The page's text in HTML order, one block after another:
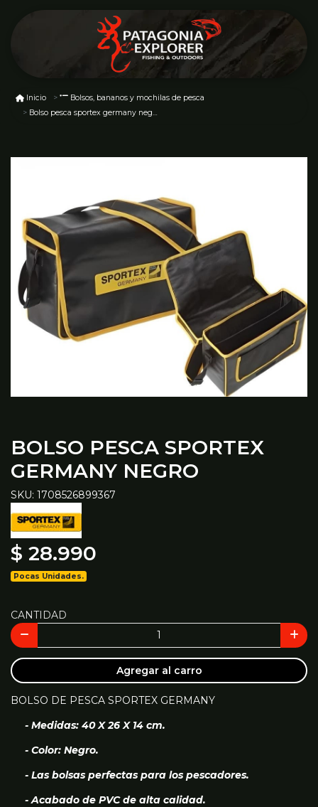
Inicio
Bolsos, bananos y mochilas de pesca
Bolso pesca sportex germany negro
BOLSO PESCA SPORTEX
GERMANY NEGRO
SKU: 1708526899367
$ 28.990
Pocas Unidades.
CANTIDAD
Agregar al carro
BOLSO DE PESCA SPORTEX GERMANY
- Medidas: 40 X 26 X 14 cm.
- Color: Negro.
- Las bolsas perfectas para los pescadores.
- Acabado de PVC de alta calidad.